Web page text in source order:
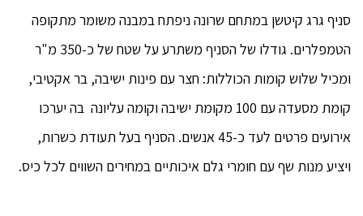
סניף גרג קיטשן במתחם שרונה ניפתח במבנה משומר מתקופה
הטמפלרים. גודלו של הסניף משתרע על שטח של כ-350 מ"ר
ומכיל שלוש קומות הכוללות: חצר עם פינות ישיבה, בר אקטיבי,
קומת מסעדה עם 100 מקומת ישיבה וקומה עליונה בה יערכו
אירועים פרטים לעד כ-45 אנשים. הסניף בעל תעודת כשרות,
ויציע מנות שף עם חומרי גלם איכותיים במחירים השווים לכל כיס.